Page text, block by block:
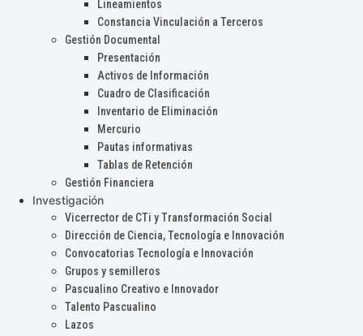
Lineamientos
Constancia Vinculación a Terceros
Gestión Documental
Presentación
Activos de Información
Cuadro de Clasificación
Inventario de Eliminación
Mercurio
Pautas informativas
Tablas de Retención
Gestión Financiera
Investigación
Vicerrector de CTi y Transformación Social
Dirección de Ciencia, Tecnología e Innovación
Convocatorias Tecnología e Innovación
Grupos y semilleros
Pascualino Creativo e Innovador
Talento Pascualino
Lazos